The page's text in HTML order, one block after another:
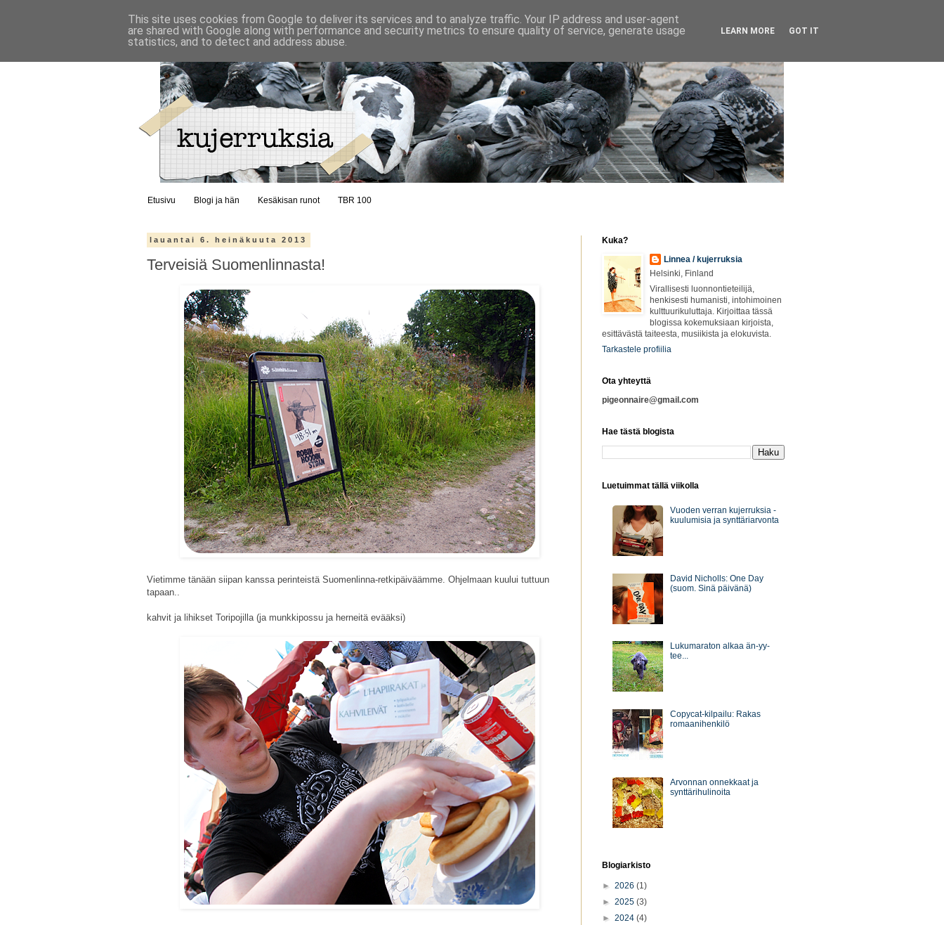
Etusivu Blogi ja hän Kesäkisan runot TBR 100
lauantai 6. heinäkuuta 2013
Terveisiä Suomenlinnasta!
Vietimme tänään siipan kanssa perinteistä Suomenlinna-retkipäiväämme. Ohjelmaan kuului tuttuun
tapaan..
kahvit ja lihikset Toripojilla (ja munkkipossu ja herneitä evääksi)
Kuka?
Linnea / kujerruksia
Helsinki, Finland
Virallisesti luonnontieteilijä,
henkisesti humanisti, intohimoinen
kulttuurikuluttaja. Kirjoittaa tässä
blogissa kokemuksiaan kirjoista,
esittävästä taiteesta, musiikista ja elokuvista.
Tarkastele profiilia
Ota yhteyttä
pigeonnaire@gmail.com
Hae tästä blogista
Luetuimmat tällä viikolla
Vuoden verran kujerruksia -
kuulumisia ja synttäriarvonta
David Nicholls: One Day
(suom. Sinä päivänä)
Lukumaraton alkaa än-yy-
tee...
Copycat-kilpailu: Rakas
romaanihenkilö
Arvonnan onnekkaat ja
synttärihulinoita
Blogiarkisto
► 2026 (1)
► 2025 (3)
► 2024 (4)
This site uses cookies from Google to deliver its services and to analyze traffic. Your IP address and user-agent
are shared with Google along with performance and security metrics to ensure quality of service, generate usage
statistics, and to detect and address abuse.
LEARN MORE GOT IT